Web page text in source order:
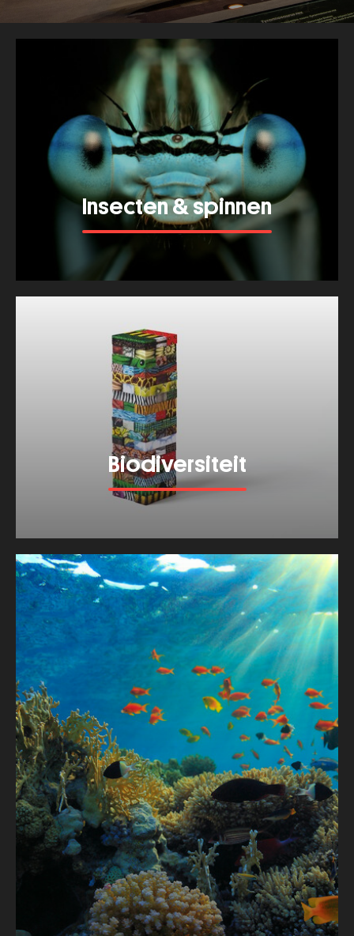
Thema's
Insecten & spinnen
Bekijk meer van dit thema
Biodiversiteit